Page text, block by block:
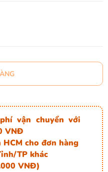
vận chuyển với
VNĐ
cho đơn hàng
TP khác
VNĐ)